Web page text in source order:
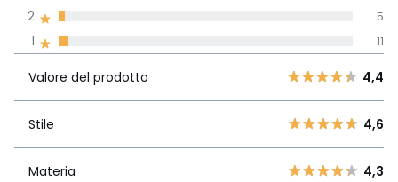
1 11
2
3 20
4
5 4,4
1 11
2 5
Valore del prodotto 4,4
Stile 4,6
Materia 4,3